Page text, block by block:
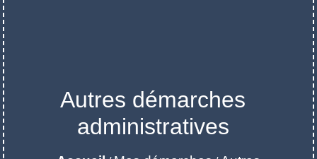
Autres démarches
administratives